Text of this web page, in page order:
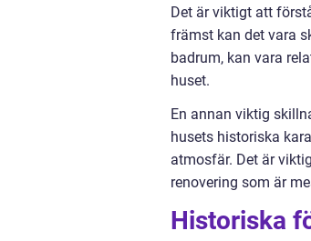
Det är viktigt att
främst kan det vara
badrum, kan vara
huset.
En annan viktig
husets historiska
atmosfär. Det är
renovering som är
Historiska